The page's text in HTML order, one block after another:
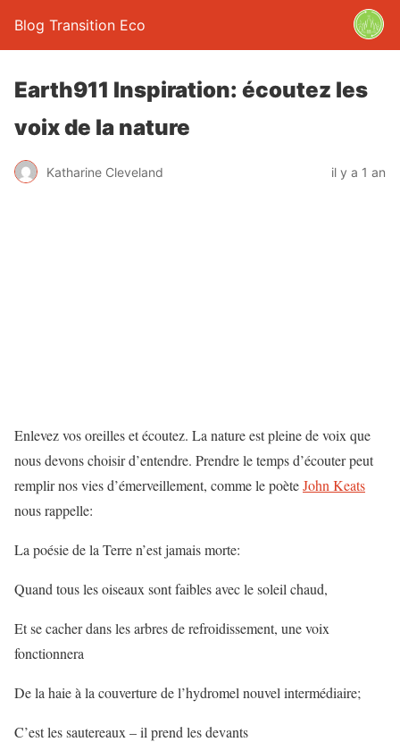
Blog Transition Eco
Earth911 Inspiration: écoutez les
voix de la nature
Katharine Cleveland il y a 1 an
Enlevez vos oreilles et écoutez. La nature est pleine de voix que
nous devons choisir d’entendre. Prendre le temps d’écouter peut
remplir nos vies d’émerveillement, comme le poèteJohn Keats
nous rappelle:
La poésie de la Terre n’est jamais morte:
Quand tous les oiseaux sont faibles avec le soleil chaud,
Et se cacher dans les arbres de refroidissement, une voix
fonctionnera
De la haie à la couverture de l’hydromel nouvel intermédiaire;
C’est les sautereaux – il prend les devants